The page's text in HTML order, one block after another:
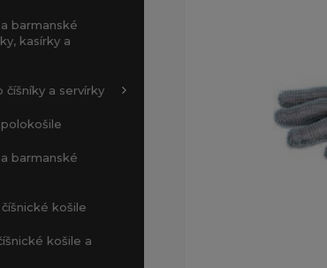
barmanské
kasírky a
číšníky a servírky
barmanské
košile
košile a